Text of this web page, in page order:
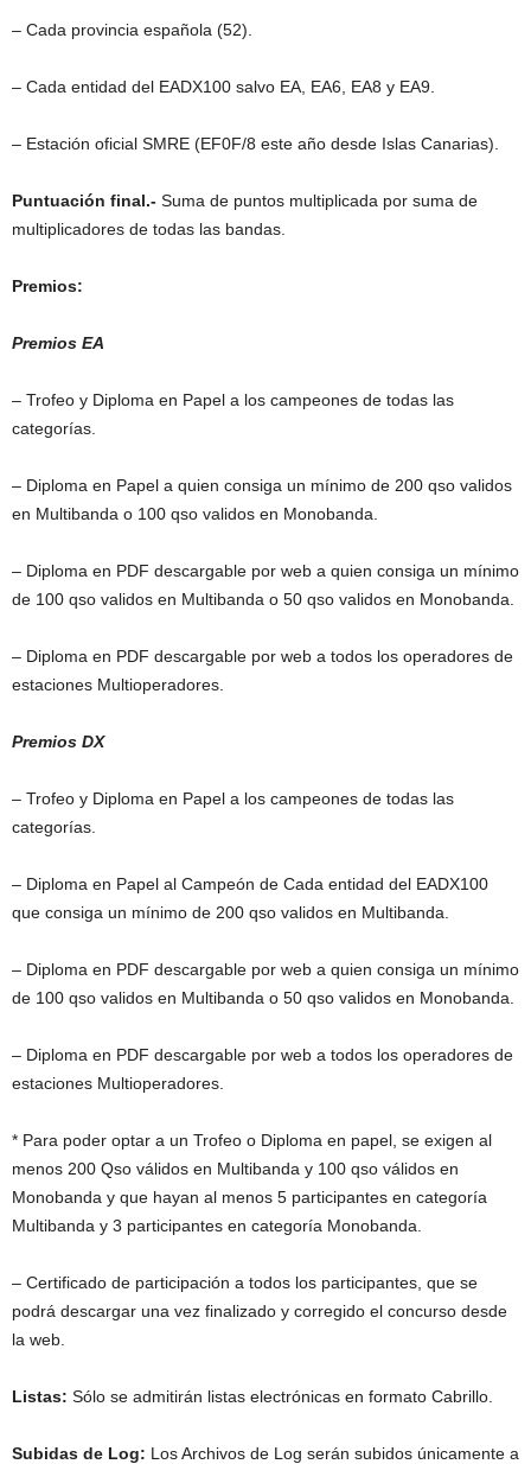
– Cada provincia española (52).
– Cada entidad del EADX100 salvo EA, EA6, EA8 y EA9.
– Estación oficial SMRE (EF0F/8 este año desde Islas Canarias).
Puntuación final.- Suma de puntos multiplicada por suma de
multiplicadores de todas las bandas.
Premios:
Premios EA
– Trofeo y Diploma en Papel a los campeones de todas las
categorías.
– Diploma en Papel a quien consiga un mínimo de 200 qso validos
en Multibanda o 100 qso validos en Monobanda.
– Diploma en PDF descargable por web a quien consiga un mínimo
de 100 qso validos en Multibanda o 50 qso validos en Monobanda.
– Diploma en PDF descargable por web a todos los operadores de
estaciones Multioperadores.
Premios DX
– Trofeo y Diploma en Papel a los campeones de todas las
categorías.
– Diploma en Papel al Campeón de Cada entidad del EADX100
que consiga un mínimo de 200 qso validos en Multibanda.
– Diploma en PDF descargable por web a quien consiga un mínimo
de 100 qso validos en Multibanda o 50 qso validos en Monobanda.
– Diploma en PDF descargable por web a todos los operadores de
estaciones Multioperadores.
* Para poder optar a un Trofeo o Diploma en papel, se exigen al
menos 200 Qso válidos en Multibanda y 100 qso válidos en
Monobanda y que hayan al menos 5 participantes en categoría
Multibanda y 3 participantes en categoría Monobanda.
– Certificado de participación a todos los participantes, que se
podrá descargar una vez finalizado y corregido el concurso desde
la web.
Listas: Sólo se admitirán listas electrónicas en formato Cabrillo.
Subidas de Log: Los Archivos de Log serán subidos únicamente a